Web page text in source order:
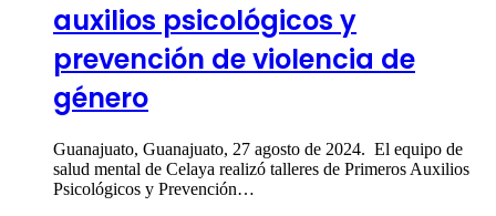
auxilios psicológicos y
prevención de violencia de
género
Guanajuato, Guanajuato, 27 agosto de 2024. El equipo de
salud mental de Celaya realizó talleres de Primeros Auxilios
Psicológicos y Prevención…